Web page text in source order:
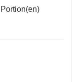
Portion(en)